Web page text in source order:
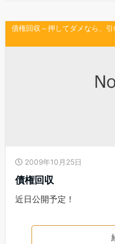
債権回収～押してダメなら、
2009年10月25日
債権回収
近日公開予定！